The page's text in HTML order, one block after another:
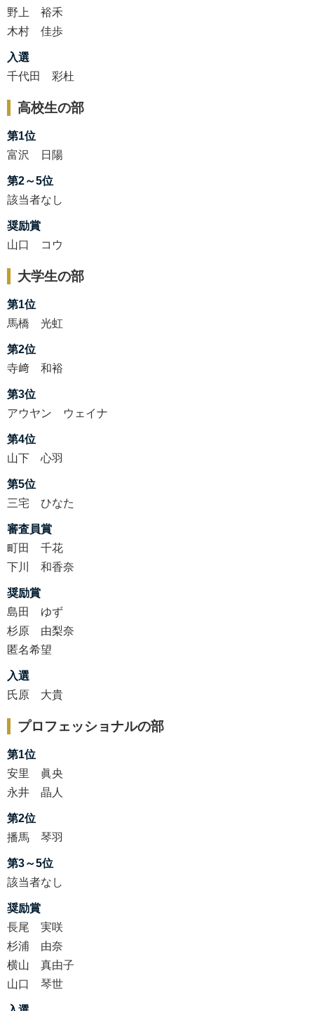
野上 裕禾
木村 佳歩
入選
千代田 彩杜
高校生の部
第1位
富沢 日陽
第2～5位
該当者なし
奨励賞
山口 コウ
大学生の部
第1位
馬橋 光虹
第2位
寺﨑 和裕
第3位
アウヤン ウェイナ
第4位
山下 心羽
第5位
三宅 ひなた
審査員賞
町田 千花
下川 和香奈
奨励賞
島田 ゆず
杉原 由梨奈
匿名希望
入選
氏原 大貴
プロフェッショナルの部
第1位
安里 眞央
永井 晶人
第2位
播馬 琴羽
第3～5位
該当者なし
奨励賞
長尾 実咲
杉浦 由奈
横山 真由子
山口 琴世